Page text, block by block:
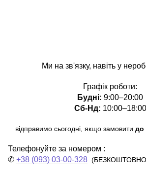
Ми на зв'язку, навіть у
Графік роботи:
Будні: 9:00–20:00
Сб-Нд: 10:00–18:00
відправимо сьогодні, якщо замовити до
Телефонуйте за номером :
✆ +38 (093) 03-00-328